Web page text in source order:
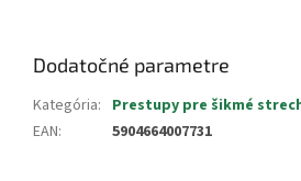
Dodatočné parametre
Kategória: Prestupy pre šikmé
EAN: 5904664007731